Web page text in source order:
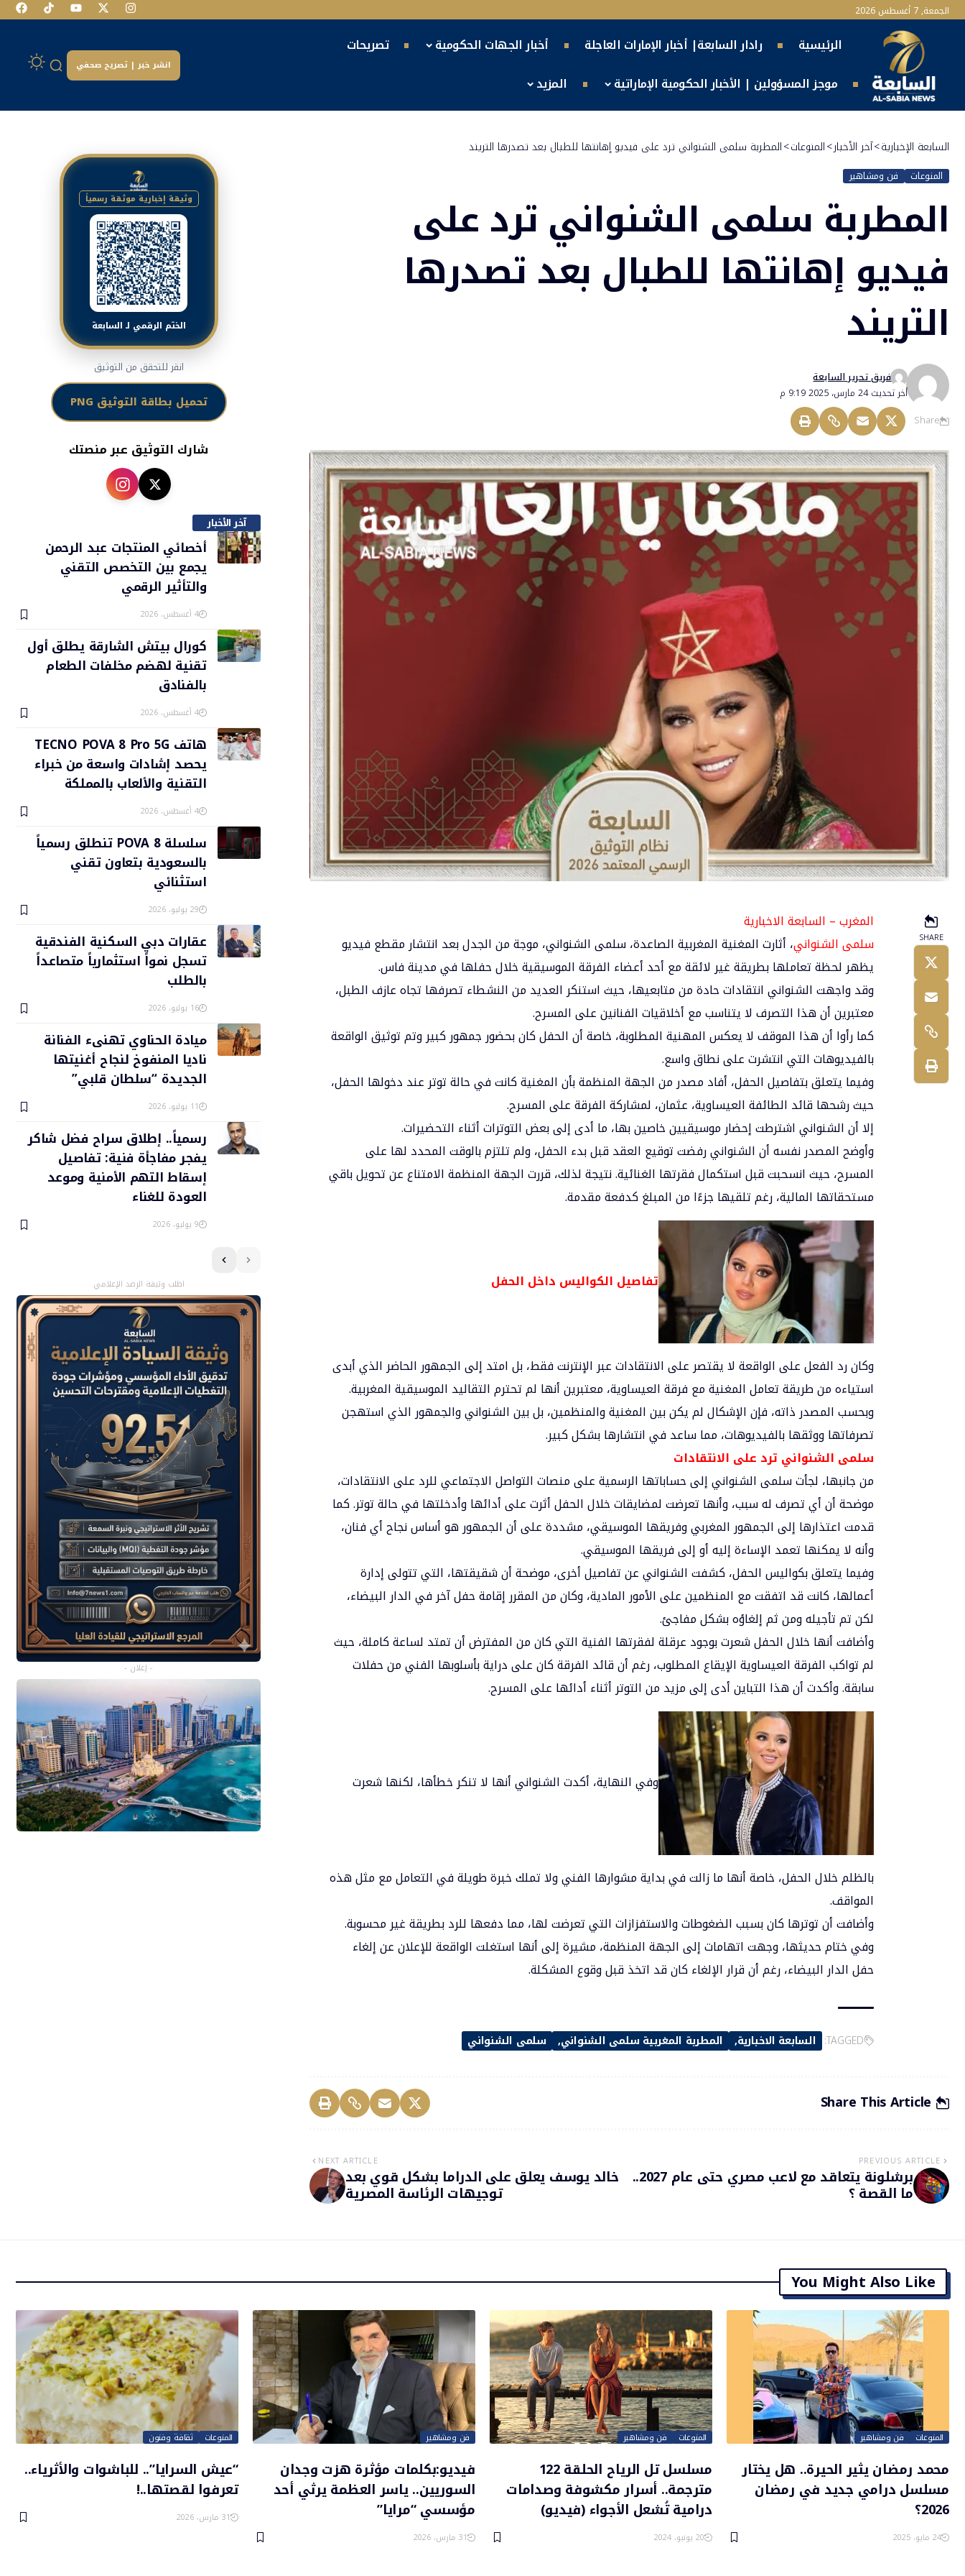
الجمعة, 7 أغسطس 2026
الرئيسية رادار السابعة| أخبار الإمارات العاجلة أخبار الجهات الحكومية
تصريحات
موجز المسؤولين | الأخبار الحكومية الإماراتية
المزيد
انشر خبر | تصريح صحفي
السابعة الإخبارية>آخر الأخبار>المنوعات>المطربة سلمى الشنواني ترد على فيديو إهانتها للطبال بعد تصدرها التريند
المنوعات فن ومشاهير
المطربة سلمى الشنواني ترد على
فيديو إهانتها للطبال بعد تصدرها
التريند
أخر تحديث 24 مارس، 2025 9:19 م
فريق تحرير السابعة
Share
SHARE
المغرب – السابعة الاخبارية
سلمى الشنواني، أثارت المغنية المغربية الصاعدة، سلمى الشنواني، موجة من الجدل بعد انتشار مقطع فيديو
يظهر لحظة تعاملها بطريقة غير لائقة مع أحد أعضاء الفرقة الموسيقية خلال حفلها في مدينة فاس.
وقد واجهت الشنواني انتقادات حادة من متابعيها، حيث استنكر العديد من النشطاء تصرفها تجاه عازف الطبل،
معتبرين أن هذا التصرف لا يتناسب مع أخلاقيات الفنانين على المسرح.
كما رأوا أن هذا الموقف لا يعكس المهنية المطلوبة، خاصة أن الحفل كان بحضور جمهور كبير وتم توثيق الواقعة
بالفيديوهات التي انتشرت على نطاق واسع.
وفيما يتعلق بتفاصيل الحفل، أفاد مصدر من الجهة المنظمة بأن المغنية كانت في حالة توتر عند دخولها الحفل،
حيث رشحها قائد الطائفة العيساوية، عثمان، لمشاركة الفرقة على المسرح.
إلا أن الشنواني اشترطت إحضار موسيقيين خاصين بها، ما أدى إلى بعض التوترات أثناء التحضيرات.
وأوضح المصدر نفسه أن الشنواني رفضت توقيع العقد قبل بدء الحفل، ولم تلتزم بالوقت المحدد لها على
المسرح، حيث انسحبت قبل استكمال فقرتها الغنائية. نتيجة لذلك، قررت الجهة المنظمة الامتناع عن تحويل باقي
مستحقاتها المالية، رغم تلقيها جزءًا من المبلغ كدفعة مقدمة.
تفاصيل الكواليس داخل الحفل
وكان رد الفعل على الواقعة لا يقتصر على الانتقادات عبر الإنترنت فقط، بل امتد إلى الجمهور الحاضر الذي أبدى
استياءه من طريقة تعامل المغنية مع فرقة العيساوية، معتبرين أنها لم تحترم التقاليد الموسيقية المغربية.
وبحسب المصدر ذاته، فإن الإشكال لم يكن بين المغنية والمنظمين، بل بين الشنواني والجمهور الذي استهجن
تصرفاتها ووثقها بالفيديوهات، مما ساعد في انتشارها بشكل كبير.
سلمى الشنواني ترد على الانتقادات
من جانبها، لجأت سلمى الشنواني إلى حساباتها الرسمية على منصات التواصل الاجتماعي للرد على الانتقادات،
موضحة أن أي تصرف له سبب، وأنها تعرضت لمضايقات خلال الحفل أثرت على أدائها وأدخلتها في حالة توتر. كما
قدمت اعتذارها إلى الجمهور المغربي وفريقها الموسيقي، مشددة على أن الجمهور هو أساس نجاح أي فنان،
وأنه لا يمكنها تعمد الإساءة إليه أو إلى فريقها الموسيقي.
وفيما يتعلق بكواليس الحفل، كشفت الشنواني عن تفاصيل أخرى، موضحة أن شقيقتها، التي تتولى إدارة
أعمالها، كانت قد اتفقت مع المنظمين على الأمور المادية، وكان من المقرر إقامة حفل آخر في الدار البيضاء،
لكن تم تأجيله ومن ثم إلغاؤه بشكل مفاجئ.
وأضافت أنها خلال الحفل شعرت بوجود عرقلة لفقرتها الفنية التي كان من المفترض أن تمتد لساعة كاملة، حيث
لم تواكب الفرقة العيساوية الإيقاع المطلوب، رغم أن قائد الفرقة كان على دراية بأسلوبها الفني من حفلات
سابقة. وأكدت أن هذا التباين أدى إلى مزيد من التوتر أثناء أدائها على المسرح.
وفي النهاية، أكدت الشنواني أنها لا تنكر خطأها، لكنها شعرت
بالظلم خلال الحفل، خاصة أنها ما زالت في بداية مشوارها الفني ولا تملك خبرة طويلة في التعامل مع مثل هذه
المواقف.
وأضافت أن توترها كان بسبب الضغوطات والاستفزازات التي تعرضت لها، مما دفعها للرد بطريقة غير محسوبة.
وفي ختام حديثها، وجهت اتهامات إلى الجهة المنظمة، مشيرة إلى أنها استغلت الواقعة للإعلان عن إلغاء
حفل الدار البيضاء، رغم أن قرار الإلغاء كان قد اتخذ قبل وقوع المشكلة.
TAGGED: السابعة الاخبارية المطربة المغربية سلمى الشنواني سلمى الشنواني
Share This Article
PREVIOUS ARTICLE
برشلونة يتعاقد مع لاعب مصري حتى عام 2027..
ما القصة ؟
NEXT ARTICLE
خالد يوسف يعلق على الدراما بشكل قوي بعد
توجيهات الرئاسة المصرية
وثيقة إخبارية موثقة رسمياً
الختم الرقمي لـ السابعة
انقر للتحقق من التوثيق
تحميل بطاقة التوثيق PNG
شارك التوثيق عبر منصتك
آخر الأخبار
أخصائي المنتجات عبد الرحمن
يجمع بين التخصص التقني
والتأثير الرقمي
4 أغسطس، 2026
كورال بيتش الشارقة يطلق أول
تقنية لهضم مخلفات الطعام
بالفنادق
4 أغسطس، 2026
هاتف TECNO POVA 8 Pro 5G
يحصد إشادات واسعة من خبراء
التقنية والألعاب بالمملكة
4 أغسطس، 2026
سلسلة POVA 8 تنطلق رسمياً
بالسعودية بتعاون تقني
استثنائي
29 يوليو، 2026
عقارات دبي السكنية الفندقية
تسجل نمواً استثمارياً متصاعداً
بالطلب
16 يوليو، 2026
ميادة الحناوي تهنىء الفنانة
ناديا المنفوخ لنجاح أغنيتها
الجديدة “سلطان قلبي”
11 يوليو، 2026
رسمياً.. إطلاق سراح فضل شاكر
يفجر مفاجأة فنية: تفاصيل
إسقاط التهم الأمنية وموعد
العودة للغناء
9 يوليو، 2026
اطلب وثيقة الرصد الإعلامي
- إعلان -
You Might Also Like
المنوعات فن ومشاهير
محمد رمضان يثير الحيرة.. هل يختار
مسلسل درامي جديد في رمضان
2026؟
24 مايو، 2025
المنوعات فن ومشاهير
مسلسل تل الرياح الحلقة 122
مترجمة.. أسرار مكشوفة وصدامات
درامية تُشعل الأجواء (فيديو)
20 يونيو، 2024
فن ومشاهير
فيديو:بكلمات مؤثرة هزت وجدان
السوريين.. ياسر العظمة يرثي أحد
مؤسسي “مرايا”
31 مارس، 2026
المنوعات ثقافة وفنون
“عيش السرايا”.. للباشوات والأثرياء..
تعرفوا لقصتها..!
31 مارس، 2026